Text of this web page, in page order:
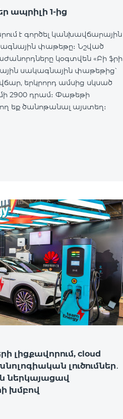
ապրիլի 1-ից
է գործել կանխավճարային
փաթեթը։ Նշված
կօգտվեն «Բի ֆրի
սակագնային փաթեթից՝
երկրորդ ամսից սկսած
2900 դրամ։ Փաթեթի
եք ծանոթանալ այստեղ։
լիցքավորում, cloud
լուծումներ․
ներկայացավ
խմբով